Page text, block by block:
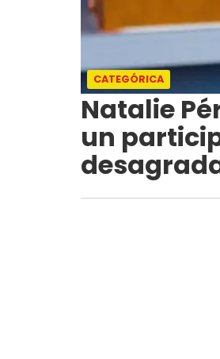
CATEGÓRICA
Natalie
un